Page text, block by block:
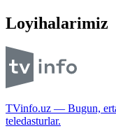
Loyihalarimiz
TVinfo.uz — Bugun,
teledasturlar.